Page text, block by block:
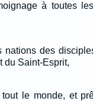
à toutes
nations des
du Saint-Esprit,
le monde, et